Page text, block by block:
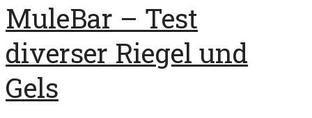
MuleBar – Test
diverser Riegel und
Gels